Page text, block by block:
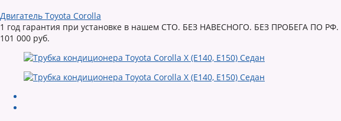
Двигатель Toyota Corolla
1 год гарантия при установке в нашем СТО. БЕЗ НАВЕСНОГО. БЕЗ ПРОБЕГА ПО РФ.
101 000 руб.